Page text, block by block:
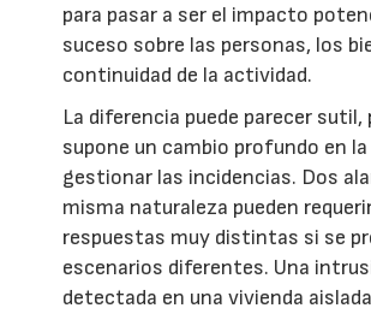
para pasar a ser el impacto
suceso sobre las personas, los
continuidad de la actividad.
La diferencia puede parecer sutil,
supone un cambio profundo en
gestionar las incidencias. Dos
misma naturaleza pueden
respuestas muy distintas si se
escenarios diferentes. Una
detectada en una vivienda